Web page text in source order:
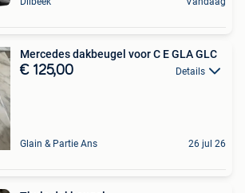
Mercedes dakbeugel voor C E GLA GLC
€ 125,00 Details
Glain & Partie Ans 26 jul 26